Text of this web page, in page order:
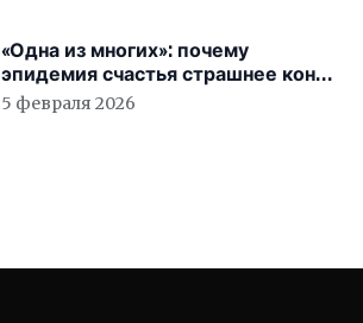
«Одна из многих»: почему
эпидемия счастья страшнее конца
света
5 февраля 2026